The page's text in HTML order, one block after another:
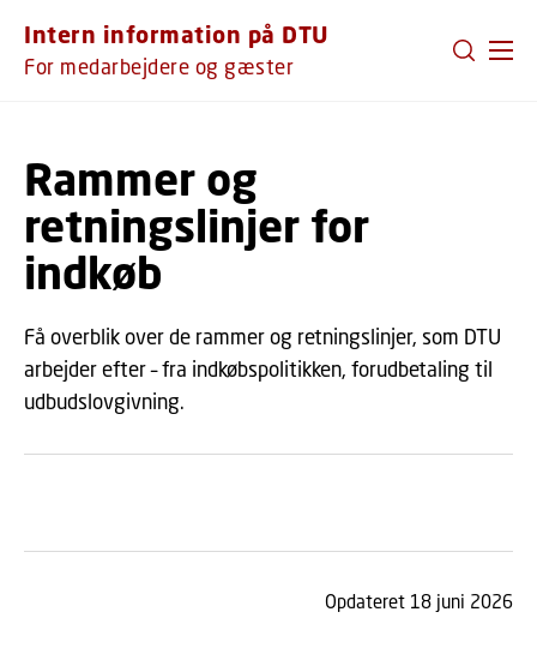
Intern information på DTU
For medarbejdere og gæster
Rammer og
retningslinjer for
indkøb
Få overblik over de rammer og retningslinjer, som DTU
arbejder efter – fra indkøbspolitikken, forudbetaling til
udbudslovgivning.
Opdateret 18 juni 2026